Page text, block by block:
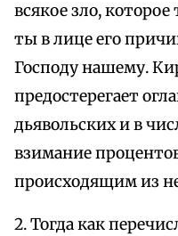
всякое зло,
ты в лице его
Господу нашему.
предостерегает
дьявольских и в
взимание
происходящим из
2. Тогда как